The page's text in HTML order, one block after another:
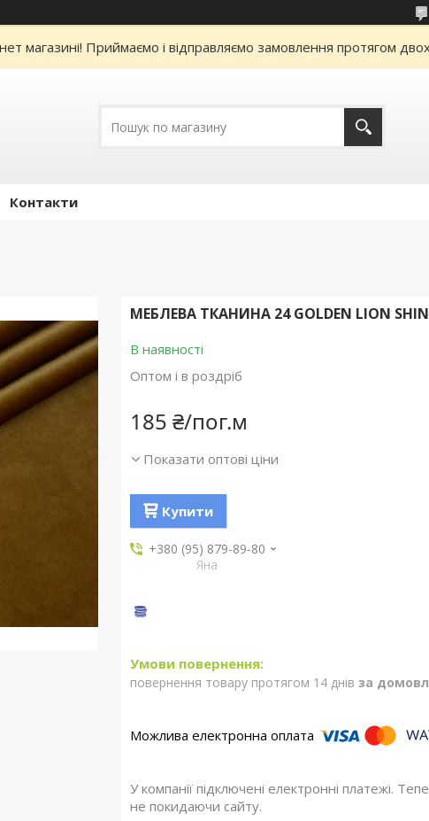
магазині! Приймаємо і відправляємо замовлення протягом
Контакти
МЕБЛЕВА ТКАНИНА 24 GOLDEN LION
В наявності
Оптом і в роздріб
185 ₴/пог.м
Показати оптові ціни
Купити
+380 (95) 879-89-80
Яна
повернення товару протягом 14 днів за
У компанії підключені електронні платежі.
не покидаючи сайту.